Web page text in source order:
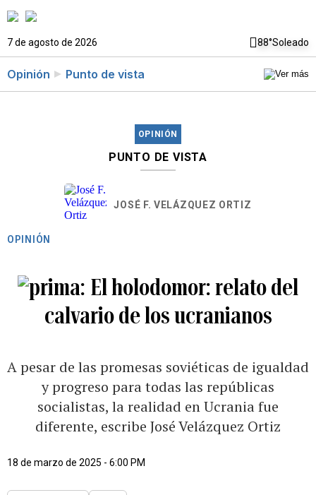
7 de agosto de 2026 88°Soleado
Opinión Punto de vista
OPINIÓN
PUNTO DE VISTA
JOSÉ F. VELÁZQUEZ ORTIZ
OPINIÓN
El holodomor: relato del
calvario de los ucranianos
A pesar de las promesas soviéticas de igualdad
y progreso para todas las repúblicas
socialistas, la realidad en Ucrania fue
diferente, escribe José Velázquez Ortiz
18 de marzo de 2025 - 6:00 PM